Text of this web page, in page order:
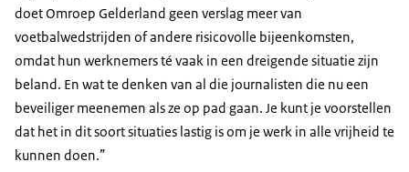
doet Omroep Gelderland geen verslag meer van
voetbalwedstrijden of andere risicovolle bijeenkomsten,
omdat hun werknemers té vaak in een dreigende situatie zijn
beland. En wat te denken van al die journalisten die nu een
beveiliger meenemen als ze op pad gaan. Je kunt je voorstellen
dat het in dit soort situaties lastig is om je werk in alle vrijheid te
kunnen doen.”